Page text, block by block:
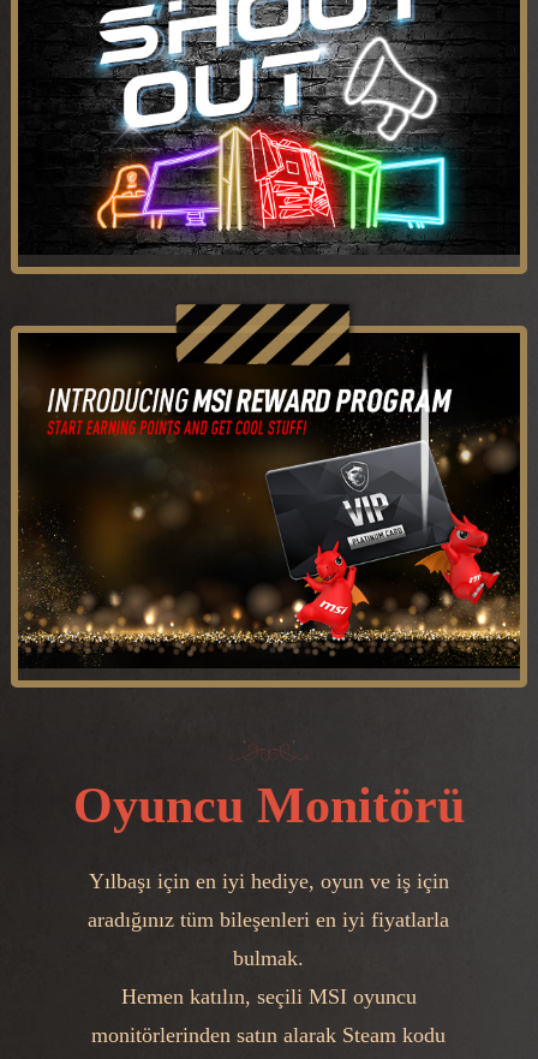
Oyuncu Monitörü
Yılbaşı için en iyi hediye, oyun ve iş için
aradığınız tüm bileşenleri en iyi fiyatlarla
bulmak.
Hemen katılın, seçili MSI oyuncu
monitörlerinden satın alarak Steam kodu